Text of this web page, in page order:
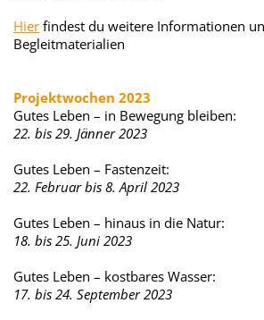
Hier findest du weitere Informationen
Begleitmaterialien
Projektwochen 2023
Gutes Leben – in Bewegung bleiben:
22. bis 29. Jänner 2023
Gutes Leben – Fastenzeit:
22. Februar bis 8. April 2023
Gutes Leben – hinaus in die Natur:
18. bis 25. Juni 2023
Gutes Leben – kostbares Wasser:
17. bis 24. September 2023